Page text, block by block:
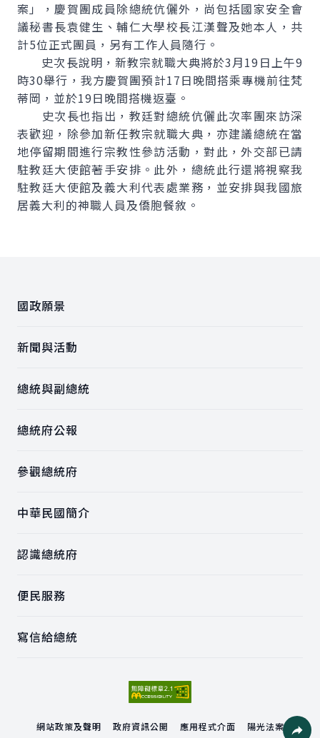
案」，慶賀團成員除總統伉儷外，尚包括國家安全會
議秘書長袁健生、輔仁大學校長江漢聲及她本人，共
計5位正式團員，另有工作人員隨行。
史次長說明，新教宗就職大典將於3月19日上午9
時30舉行，我方慶賀團預計17日晚間搭乘專機前往梵
蒂岡，並於19日晚間搭機返臺。
史次長也指出，教廷對總統伉儷此次率團來訪深
表歡迎，除參加新任教宗就職大典，亦建議總統在當
地停留期間進行宗教性參訪活動，對此，外交部已請
駐教廷大使館著手安排。此外，總統此行還將視察我
駐教廷大使館及義大利代表處業務，並安排與我國旅
居義大利的神職人員及僑胞餐敘。
國政願景
新聞與活動
總統與副總統
總統府公報
參觀總統府
中華民國簡介
認識總統府
便民服務
寫信給總統
網站政策及聲明 政府資訊公開 應用程式介面
陽光法案